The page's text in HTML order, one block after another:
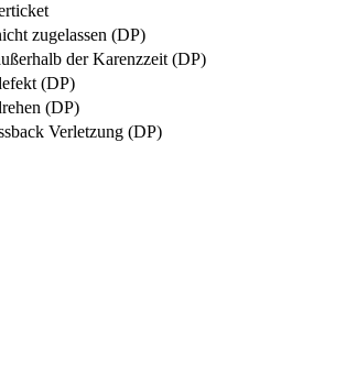
zugelassen (DP)
der Karenzzeit (DP)
(DP)
(DP)
Verletzung (DP)